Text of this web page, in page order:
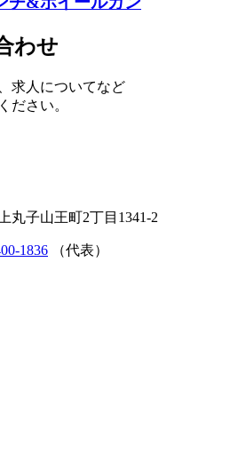
わせ
求人についてなど
ださい。
丸子山王町2丁目1341-2
1836 （代表）